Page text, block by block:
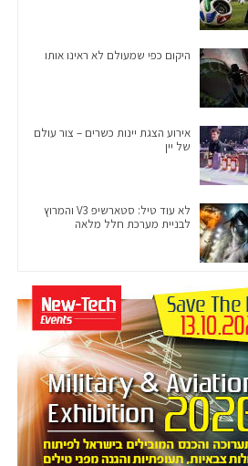
היקום כפי שמעולם לא ראינו אותו
אירוע הצגת יינות כשרים – צור עולם
של יין
לא עוד טיל: סטארשיפ V3 והמרוץ
לבניית מערכת חלל מלאה